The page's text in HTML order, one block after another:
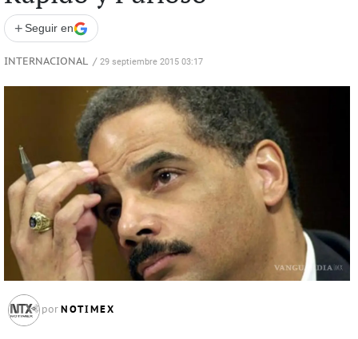
+ Seguir en
INTERNACIONAL / 29 septiembre 2015 03:17
por NOTIMEX